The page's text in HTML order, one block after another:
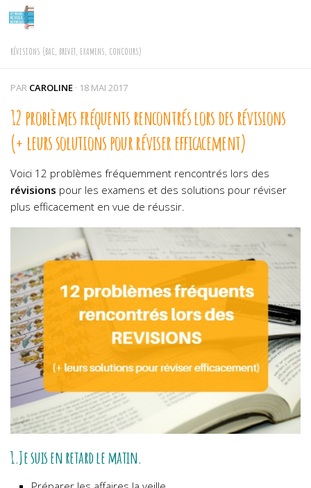
Skip to content
RÉVISIONS (BAC, BREVET, EXAMENS, CONCOURS)
PAR CAROLINE · 18 MAI 2017
12 problèmes fréquents rencontrés lors des révisions
(+ leurs solutions pour réviser efficacement)
Voici 12 problèmes fréquemment rencontrés lors des
révisions pour les examens et des solutions pour réviser
plus efficacement en vue de réussir.
1.Je suis en retard le matin.